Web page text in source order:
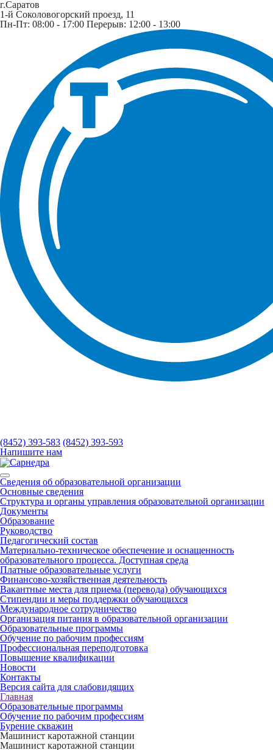
г.Саратов
1-й Соколовогорский проезд, 11
Пн-Пт: 08:00 - 17:00 Перерыв: 12:00 - 13:00
(8452) 393-583 (8452) 393-593
Напишите нам
Сведения об образовательной организации
Основные сведения
Структура и органы управления образовательной организации
Документы
Образование
Руководство
Педагогический состав
Материально-техническое обеспечение и оснащенность
образовательного процесса. Доступная среда
Платные образовательные услуги
Финансово-хозяйственная деятельность
Вакантные места для приема (перевода) обучающихся
Стипендии и меры поддержки обучающихся
Международное сотрудничество
Организация питания в образовательной организации
Образовательные программы
Обучение по рабочим профессиям
Профессиональная переподготовка
Повышение квалификации
Новости
Контакты
Версия сайта для слабовидящих
Главная
Образовательные программы
Обучение по рабочим профессиям
Бурение скважин
Машинист каротажной станции
Машинист каротажной станции